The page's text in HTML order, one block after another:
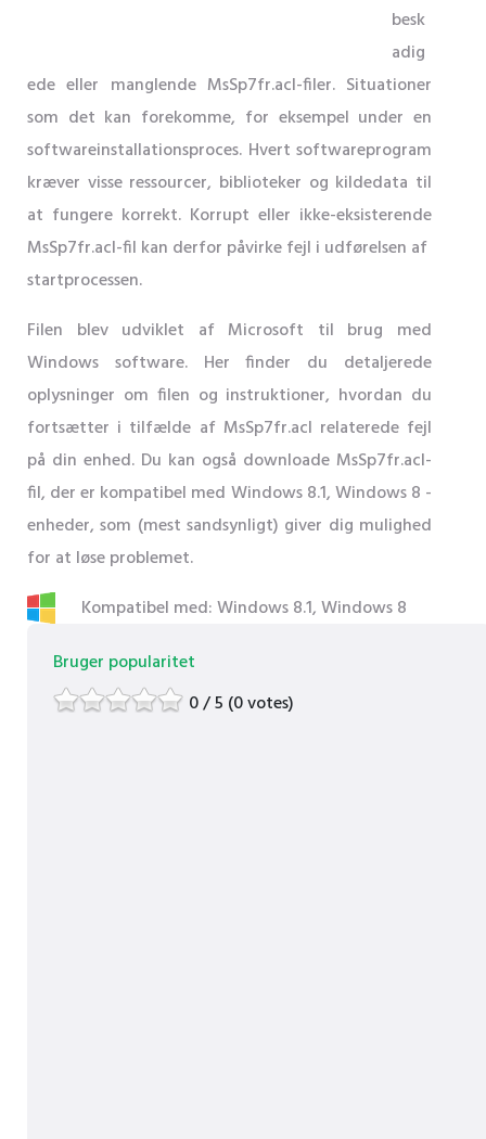
besk
adig
ede eller manglende MsSp7fr.acl-filer. Situationer
som det kan forekomme, for eksempel under en
softwareinstallationsproces. Hvert softwareprogram
kræver visse ressourcer, biblioteker og kildedata til
at fungere korrekt. Korrupt eller ikke-eksisterende
MsSp7fr.acl-fil kan derfor påvirke fejl i udførelsen af ​​
startprocessen.
Filen blev udviklet af Microsoft til brug med
Windows software. Her finder du detaljerede
oplysninger om filen og instruktioner, hvordan du
fortsætter i tilfælde af MsSp7fr.acl relaterede fejl
på din enhed. Du kan også downloade MsSp7fr.acl-
fil, der er kompatibel med Windows 8.1, Windows 8 -
enheder, som (mest sandsynligt) giver dig mulighed
for at løse problemet.
Kompatibel med: Windows 8.1, Windows 8
Bruger popularitet
0 / 5 (0 votes)